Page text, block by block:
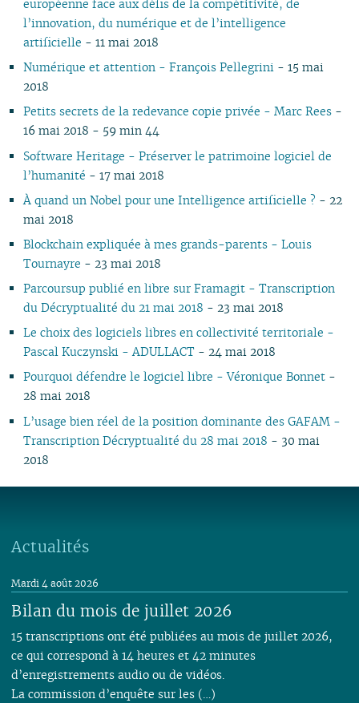
européenne face aux défis de la compétitivité, de
l’innovation, du numérique et de l’intelligence
artificielle - 11 mai 2018
Numérique et attention - François Pellegrini- 15 mai
2018
Petits secrets de la redevance copie privée - Marc Rees-
16 mai 2018 - 59 min 44
Software Heritage - Préserver le patrimoine logiciel de
l’humanité - 17 mai 2018
À quand un Nobel pour une Intelligence artificielle ? - 22
mai 2018
Blockchain expliquée à mes grands-parents - Louis
Tournayre - 23 mai 2018
Parcoursup publié en libre sur Framagit - Transcription
du Décryptualité du 21 mai 2018 - 23 mai 2018
Le choix des logiciels libres en collectivité territoriale -
Pascal Kuczynski - ADULLACT- 24 mai 2018
Pourquoi défendre le logiciel libre - Véronique Bonnet-
28 mai 2018
L’usage bien réel de la position dominante des GAFAM -
Transcription Décryptualité du 28 mai 2018 - 30 mai
2018
Actualités
Bilan du mois de juillet 2026
Mardi 4 août 2026
15 transcriptions ont été publiées au mois de juillet 2026,
ce qui correspond à 14 heures et 42 minutes
d’enregistrements audio ou de vidéos.
La commission d’enquête sur les (…)